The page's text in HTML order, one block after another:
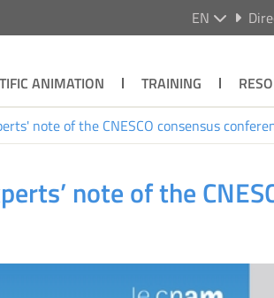
EN
ANIMATION TRAINING
note of the CNESCO consensus
note of the